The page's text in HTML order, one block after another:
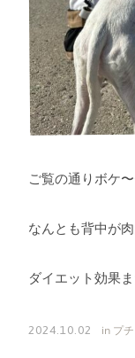
ご覧の通りボケ
なんとも背中が肉
ダイエット効果
2024.10.02 in プ